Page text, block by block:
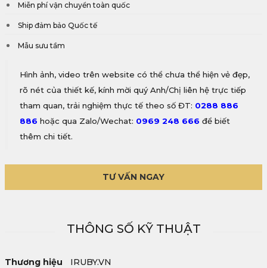
Miễn phí vận chuyển toàn quốc
Ship đảm bảo Quốc tế
Mẫu sưu tầm
Hình ảnh, video trên website có thể chưa thể hiện vẻ đẹp,
rõ nét của thiết kế, kính mời quý Anh/Chị liên hệ trực tiếp
tham quan, trải nghiệm thực tế theo số ĐT: 0288 886
886 hoặc qua Zalo/Wechat: 0969 248 666 để biết
thêm chi tiết.
TƯ VẤN NGAY
THÔNG SỐ KỸ THUẬT
Thương hiệu IRUBY.VN